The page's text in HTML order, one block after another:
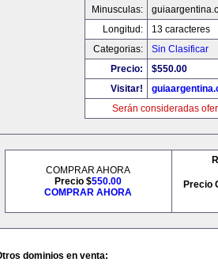
Minusculas:
Longitud:
13 caracteres
Categorias:
Sin Clasificar
Precio:
$550.00
Visitar!
Serán consideradas
COMPRAR AHORA
Precio $550.00
COMPRAR AHORA
Precio
dominios en venta: